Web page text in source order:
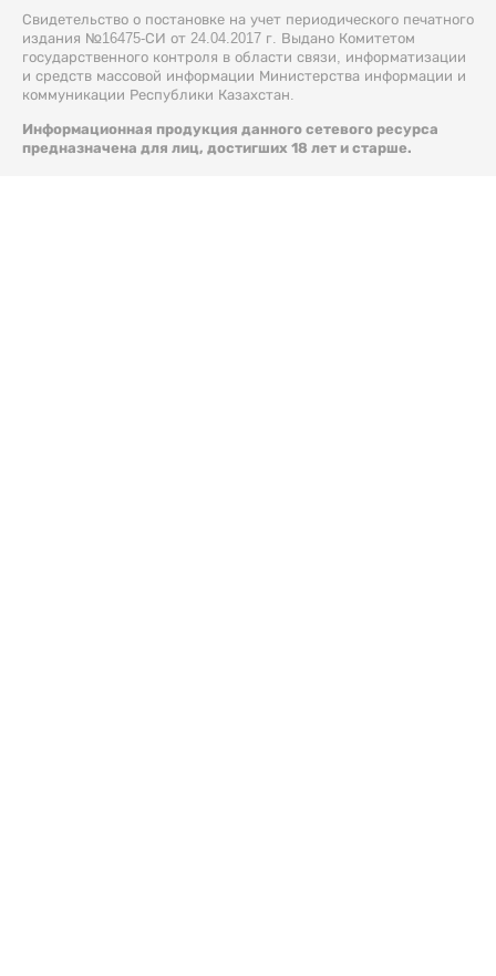
Свидетельство о постановке на учет периодического печатного
издания №16475-СИ от 24.04.2017 г. Выдано Комитетом
государственного контроля в области связи, информатизации
и средств массовой информации Министерства информации и
коммуникации Республики Казахстан.
Информационная продукция данного сетевого ресурса
предназначена для лиц, достигших 18 лет и старше.